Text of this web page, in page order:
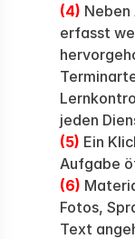
(4) Neben
erfasst
jeden
(5) Ein
Aufgabe
(6)
Fotos,
Text